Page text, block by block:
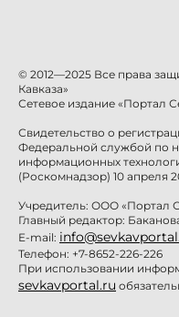
© 2012—2025 Все права
Кавказа»
Сетевое издание «Портал
Свидетельство о
Федеральной службой по
информационных
(Роскомнадзор) 10 апреля
Учредитель: ООО «Портал
Главный редактор:
E-mail:
Телефон: +7-8652-226-226
При использовании
sevkavportal.ru